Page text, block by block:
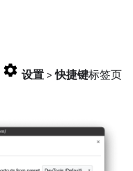
设置 >快捷键标签页